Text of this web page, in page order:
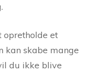
opretholde et
kan skabe mange
du ikke blive